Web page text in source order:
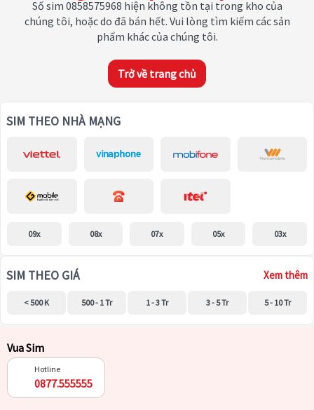
Số sim 0858575968 hiện không tồn tại trong kho của
chúng tôi, hoặc do đã bán hết. Vui lòng tìm kiếm các sản
phẩm khác của chúng tôi.
Trở về trang chủ
SIM THEO NHÀ MẠNG
09x 08x 07x 05x 03x
SIM THEO GIÁ Xem thêm
< 500 K 500 - 1 Tr 1 - 3 Tr 3 - 5 Tr 5 - 10 Tr
Vua Sim
Hotline
0877.555555